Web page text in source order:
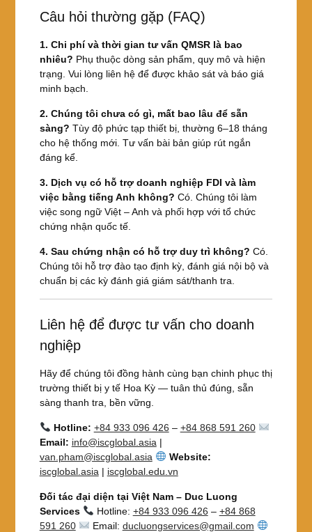
Câu hỏi thường gặp (FAQ)
1. Chi phí và thời gian tư vấn QMSR là bao
nhiêu? Phụ thuộc dòng sản phẩm, quy mô và hiện
trạng. Vui lòng liên hệ để được khảo sát và báo giá
minh bạch.
2. Chúng tôi chưa có gì, mất bao lâu để sẵn
sàng? Tùy độ phức tạp thiết bị, thường 6–18 tháng
cho hệ thống mới. Tư vấn bài bản giúp rút ngắn
đáng kể.
3. Dịch vụ có hỗ trợ doanh nghiệp FDI và làm
việc bằng tiếng Anh không? Có. Chúng tôi làm
việc song ngữ Việt – Anh và phối hợp với tổ chức
chứng nhận quốc tế.
4. Sau chứng nhận có hỗ trợ duy trì không? Có.
Chúng tôi hỗ trợ đào tạo định kỳ, đánh giá nội bộ và
chuẩn bị các kỳ đánh giá giám sát/thanh tra.
Liên hệ để được tư vấn cho doanh
nghiệp
Hãy để chúng tôi đồng hành cùng bạn chinh phục thị
trường thiết bị y tế Hoa Kỳ — tuân thủ đúng, sẵn
sàng thanh tra, bền vững.
Hotline: +84 933 096 426 – +84 868 591 260
Email: info@iscglobal.asia |
van.pham@iscglobal.asia
Website:
iscglobal.asia | iscglobal.edu.vn
Đối tác đại diện tại Việt Nam – Duc Luong
Services
Hotline: +84 933 096 426 – +84 868
591 260
Email: ducluongservices@gmail.com